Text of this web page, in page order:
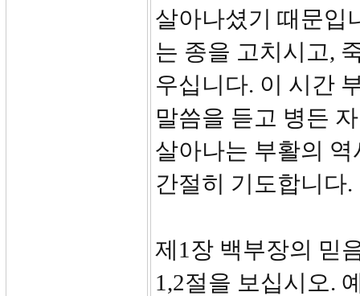
살아나셨기 때문입
는 종을 고치시고,
우십니다. 이 시간
말씀을 듣고 병든
살아나는 부활의
간절히 기도합니다.
제1장 백부장의 믿
1,2절을 보십시오.